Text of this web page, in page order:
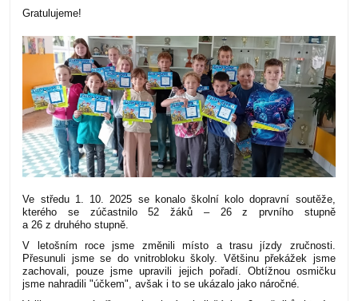
Gratulujeme!
Ve středu 1. 10. 2025 se konalo školní kolo dopravní soutěže,
kterého se zúčastnilo 52 žáků – 26 z prvního stupně
a 26 z druhého stupně.
V letošním roce jsme změnili místo a trasu jízdy zručnosti.
Přesunuli jsme se do vnitrobloku školy. Většinu překážek jsme
zachovali, pouze jsme upravili jejich pořadí. Obtížnou osmičku
jsme nahradili "účkem", avšak i to se ukázalo jako náročné.